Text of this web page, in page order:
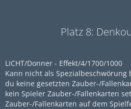
Platz 8:
LICHT/Donner - Effekt/4/1700/1000
Kann nicht als Spezialbeschwörung
du keine gesetzten Zauber-/
kein Spieler Zauber-/Fallenkarten
Zauber-/Fallenkarten auf dem